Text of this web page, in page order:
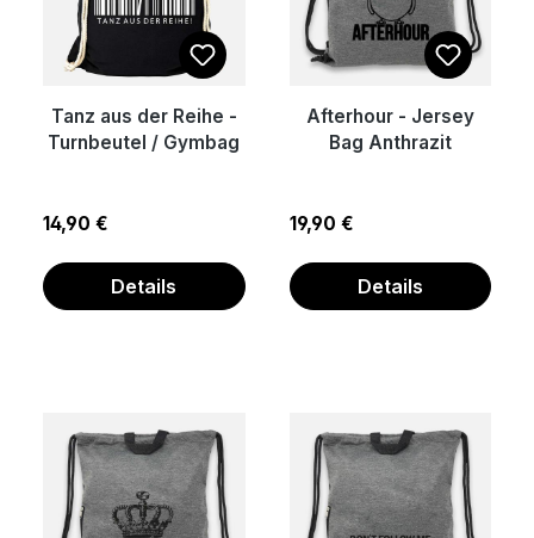
Tanz aus der Reihe -
Turnbeutel / Gymbag
Regulärer Preis:
14,90 €
Details
Afterhour - Jersey
Bag Anthrazit
Regulärer Preis:
19,90 €
Details